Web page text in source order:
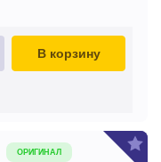
В корзину
ОРИГИНАЛ